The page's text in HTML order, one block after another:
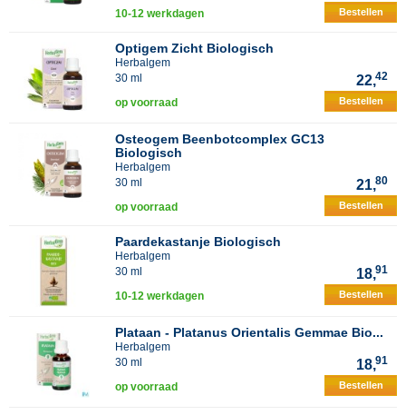
10-12 werkdagen Bestellen
Optigem Zicht Biologisch
Herbalgem
30 ml
22,42
op voorraad Bestellen
Osteogem Beenbotcomplex GC13
Biologisch
Herbalgem
30 ml
21,80
op voorraad Bestellen
Paardekastanje Biologisch
Herbalgem
30 ml
18,91
10-12 werkdagen Bestellen
Plataan - Platanus Orientalis Gemmae Bio...
Herbalgem
30 ml
18,91
op voorraad Bestellen